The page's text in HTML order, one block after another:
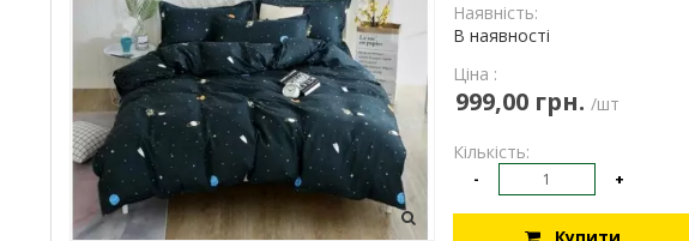
Наявність:
В наявності
Ціна :
999,00 грн. /шт
Кількість:
- +